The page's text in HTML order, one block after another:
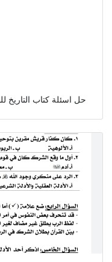
حل اسئلة كتاب التاريخ